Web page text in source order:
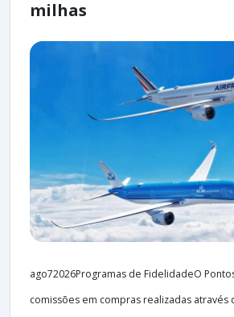
milhas
ago72026Programas de FidelidadeO
comissões em compras realizadas através